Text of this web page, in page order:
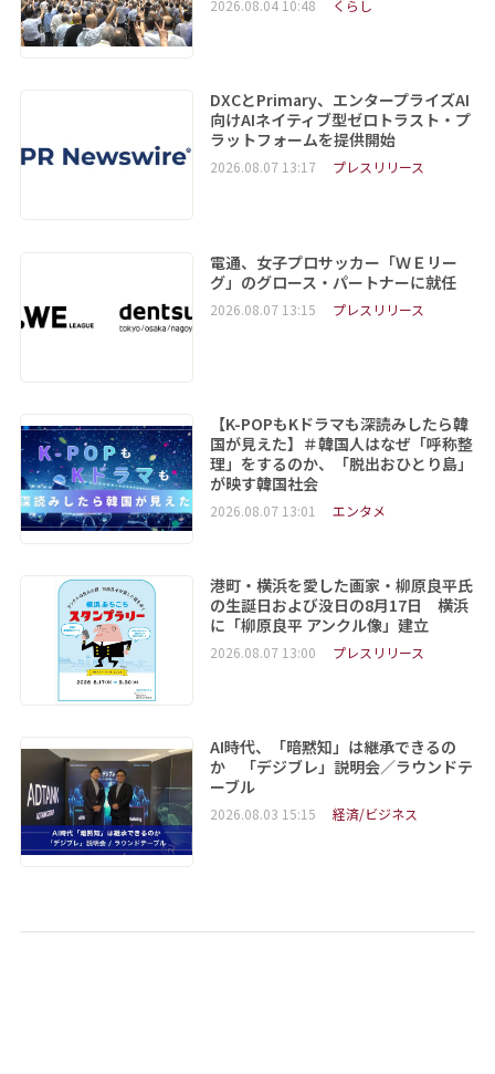
2026.08.04 10:48 くらし
DXCとPrimary、エンタープライズAI
向けAIネイティブ型ゼロトラスト・プ
ラットフォームを提供開始
2026.08.07 13:17 プレスリリース
電通、女子プロサッカー「ＷＥリー
グ」のグロース・パートナーに就任
2026.08.07 13:15 プレスリリース
【K-POPもKドラマも深読みしたら韓
国が見えた】＃韓国人はなぜ「呼称整
理」をするのか、「脱出おひとり島」
が映す韓国社会
2026.08.07 13:01 エンタメ
港町・横浜を愛した画家・柳原良平氏
の生誕日および没日の8月17日 横浜
に「柳原良平 アンクル像」建立
2026.08.07 13:00 プレスリリース
AI時代、「暗黙知」は継承できるの
か 「デジブレ」説明会／ラウンドテ
ーブル
2026.08.03 15:15 経済/ビジネス